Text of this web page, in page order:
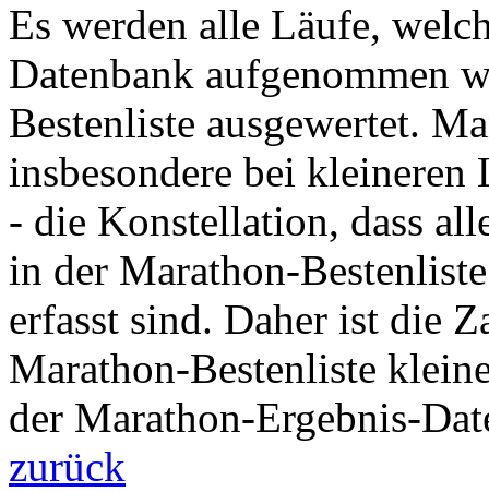
Es werden alle Läufe,
Datenbank aufgenommen
Bestenliste ausgewertet.
insbesondere bei
- die Konstellation, dass
in der Marathon-
erfasst sind. Daher ist die
Marathon-Bestenliste
der Marathon-Ergebnis-
zurück